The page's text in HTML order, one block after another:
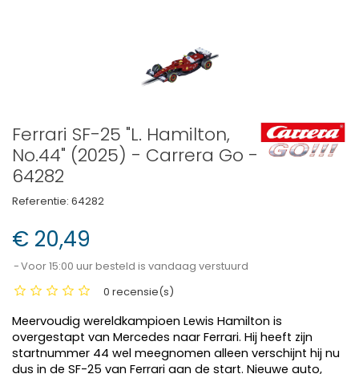
Ferrari SF-25 "L. Hamilton,
No.44" (2025) - Carrera Go -
64282
Referentie: 64282
€ 20,49
Voor 15:00 uur besteld is vandaag verstuurd
0 recensie(s)
Meervoudig wereldkampioen Lewis Hamilton is
overgestapt van Mercedes naar Ferrari. Hij heeft zijn
startnummer 44 wel meegnomen alleen verschijnt hij nu
dus in de SF-25 van Ferrari aan de start. Nieuwe auto,